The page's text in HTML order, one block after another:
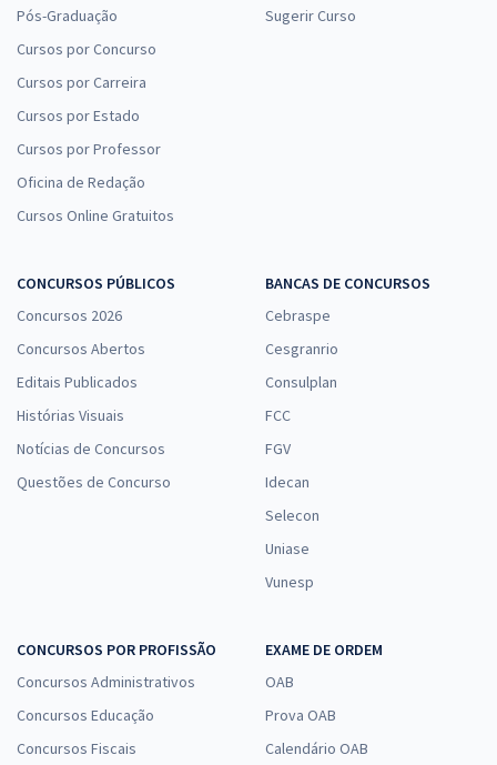
Pós-Graduação
Cursos por Concurso
Cursos por Carreira
Cursos por Estado
Cursos por Professor
Oficina de Redação
Cursos Online Gratuitos
Sugerir Curso
CONCURSOS PÚBLICOS
Concursos 2026
Concursos Abertos
Editais Publicados
Histórias Visuais
Notícias de Concursos
Questões de Concurso
BANCAS DE CONCURSOS
Cebraspe
Cesgranrio
Consulplan
FCC
FGV
Idecan
Selecon
Uniase
Vunesp
CONCURSOS POR PROFISSÃO
Concursos Administrativos
Concursos Educação
Concursos Fiscais
EXAME DE ORDEM
OAB
Prova OAB
Calendário OAB